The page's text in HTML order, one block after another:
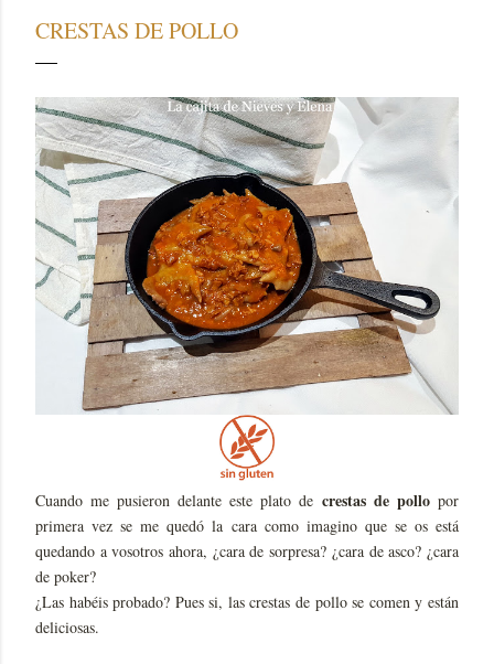
CRESTAS DE POLLO
Cuando me pusieron delante este plato de crestas de pollo por
primera vez se me quedó la cara como imagino que se os está
quedando a vosotros ahora, ¿cara de sorpresa? ¿cara de asco? ¿cara
de poker?
¿Las habéis probado? Pues si, las crestas de pollo se comen y están
deliciosas.